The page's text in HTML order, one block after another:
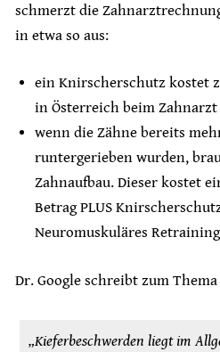
schmerzt die
in etwa so aus:
ein Knirscherschutz kostet
in Österreich beim Zahnarzt
wenn die Zähne bereits
runtergerieben wurden,
Zahnaufbau. Dieser kostet
Betrag PLUS
Neuromuskuläres Retraining
Dr. Google schreibt zum
„Kieferbeschwerden liegt im